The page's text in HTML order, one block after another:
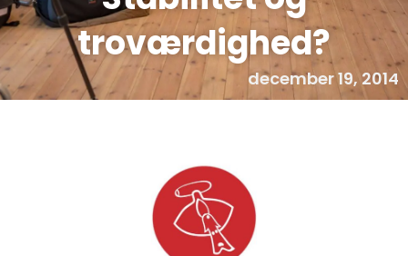
troværdighed?
december 19, 2014